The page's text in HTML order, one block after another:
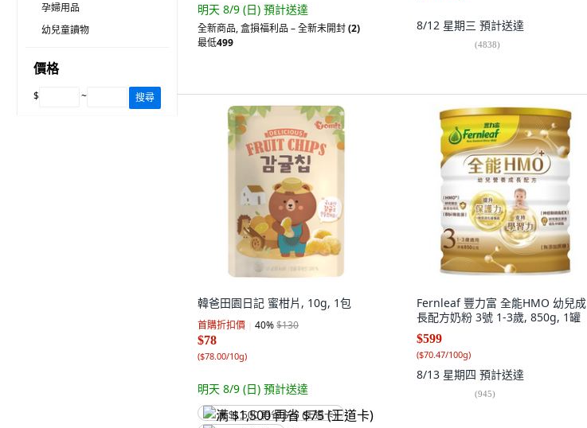
孕婦用品
幼兒童讀物
價格
$ ~ 搜尋
明天 8/9 (日) 預計送達
全新商品,盒損福利品 – 全新未開封(2)
最低499
8/12 星期三 預計送達
(4838)
韓爸田園日記 蜜柑片, 10g, 1包
首購折扣價 40%$130
$78
($78.00/10g)
明天 8/9 (日) 預計送達
满 $1,500 再省 $75 (王道卡)
Fernleaf 豐力富 全能HMO 幼兒成
長配方奶粉 3號 1-3歲, 850g, 1罐
$599
($70.47/100g)
8/13 星期四 預計送達
(945)